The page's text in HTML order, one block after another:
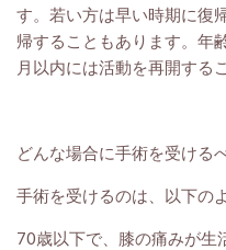
す。若い方は早い時期に復
帰することもあります。年
月以内には活動を再開する
どんな場合に手術を受ける
手術を受けるのは、以下の
70歳以下で、膝の痛みが生